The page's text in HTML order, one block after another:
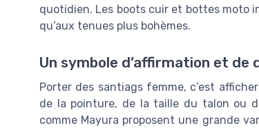
quotidien. Les boots cuir et bottes moto
qu’aux tenues plus bohèmes.
Un symbole d’affirmation et de
Porter des santiags femme, c’est
de la pointure, de la taille du talon ou
comme Mayura proposent une grande